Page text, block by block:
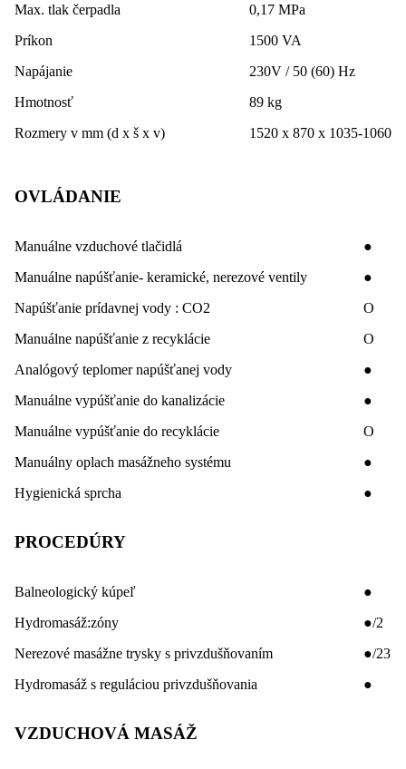
Max. tlak čerpadla
0,17 MPa
Príkon
1500 VA
Napájanie
230V / 50 (60) Hz
Hmotnosť
89 kg
Rozmery v mm (d x š x v)
1520 x 870 x 1035-1060
OVLÁDANIE
Manuálne vzduchové tlačidlá
●
Manuálne napúšťanie- keramické, nerezové ventily
●
Napúšťanie prídavnej vody : CO2
O
Manuálne napúšťanie z recyklácie
O
Analógový teplomer napúšťanej vody
●
Manuálne vypúšťanie do kanalizácie
●
Manuálne vypúšťanie do recyklácie
O
Manuálny oplach masážneho systému
●
Hygienická sprcha
●
PROCEDÚRY
Balneologický kúpeľ
●
Hydromasáž:zóny
●/2
Nerezové masážne trysky s privzdušňovaním
●/23
Hydromasáž s reguláciou privzdušňovania
●
VZDUCHOVÁ MASÁŽ